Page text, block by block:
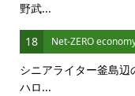
野武...
18 Net-ZERO
シニアライター釜島
ハロ...